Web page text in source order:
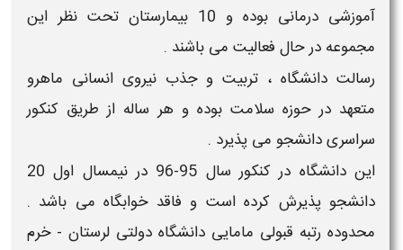
آموزشی درمانی بوده و 10 بیمارستان تحت نظر این
مجموعه در حال فعالیت می باشند .
رسالت دانشگاه ، تربیت و جذب نیروی انسانی ماهرو
متعهد در حوزه سلامت بوده و هر ساله از طریق کنکور
سراسری دانشجو می پذیرد .
این دانشگاه در کنکور سال 95-96 در نیمسال اول 20
دانشجو پذیرش کرده است و فاقد خوابگاه می باشد .
محدوده رتبه قبولی مامایی دانشگاه دولتی لرستان - خرم